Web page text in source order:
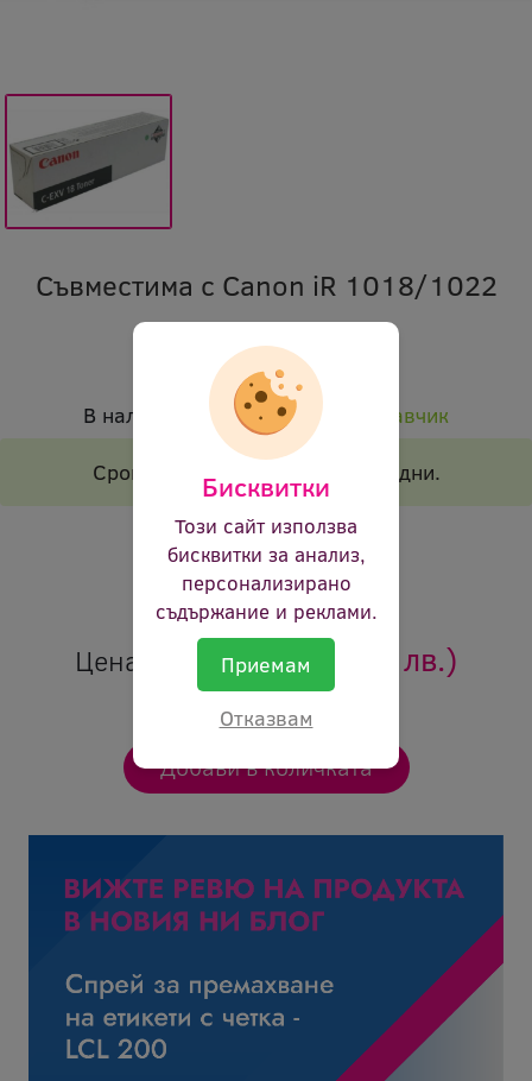
Съвместима с Canon iR 1018/1022
ocl c-exv18 4579
В наличност:
Налично при доставчик
Срок на доставка 1-2 работни дни.
Брой страници: 8400p
Цвят: черен
Ревю: Оцени продукта
Цена: 55.20 €(107.96 лв.)
Бисквитки
Този сайт използва
бисквитки за анализ,
персонализирано
съдържание и реклами.
Приемам
Отказвам